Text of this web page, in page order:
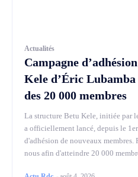
Actualités
Campagne
Kele d’Éric
des 20 000 membres
La structure Betu Kele, initiée par
a officiellement lancé, depuis le
d'adhésion de nouveaux membres.
nous afin d'atteindre 20 000